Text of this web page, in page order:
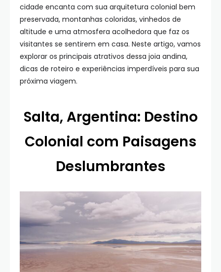
cidade encanta com sua arquitetura colonial bem
preservada, montanhas coloridas, vinhedos de
altitude e uma atmosfera acolhedora que faz os
visitantes se sentirem em casa. Neste artigo, vamos
explorar os principais atrativos dessa joia andina,
dicas de roteiro e experiências imperdíveis para sua
próxima viagem.
Salta, Argentina: Destino
Colonial com Paisagens
Deslumbrantes